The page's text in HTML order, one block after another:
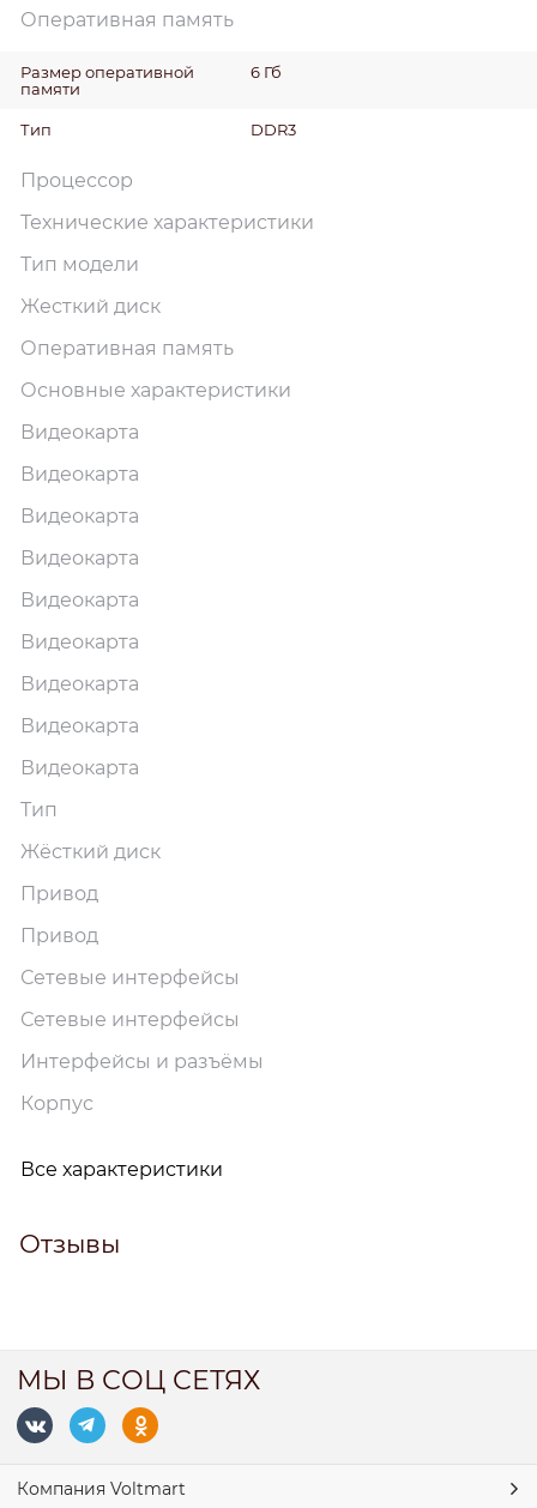
Оперативная память
Размер оперативной
памяти
6 Гб
Тип DDR3
Процессор
Технические характеристики
Тип модели
Жесткий диск
Оперативная память
Основные характеристики
Видеокарта
Видеокарта
Видеокарта
Видеокарта
Видеокарта
Видеокарта
Видеокарта
Видеокарта
Видеокарта
Тип
Жёсткий диск
Привод
Привод
Сетевые интерфейсы
Сетевые интерфейсы
Интерфейсы и разъёмы
Корпус
Все характеристики
Отзывы
МЫ В СОЦ СЕТЯХ
Компания Voltmart